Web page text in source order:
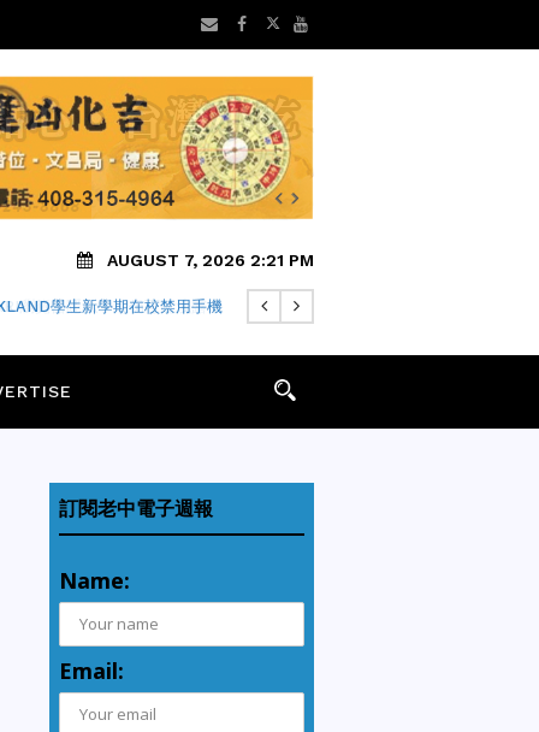
AUGUST 7, 2026 2:21 PM
瀏覽器隱私中繼仍可能洩露IP
訂閱老中電子週報
Name:
Email: